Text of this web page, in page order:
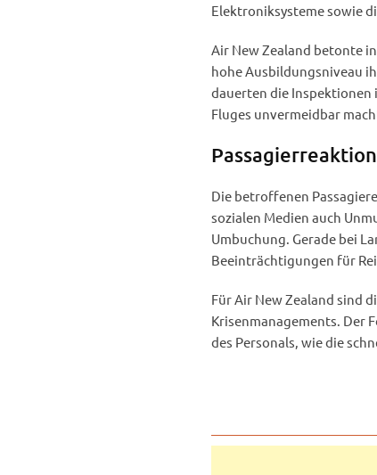
Elektroniksysteme sowie
Air New Zealand betonte
hohe Ausbildungsniveau
dauerten die Inspektionen
Fluges unvermeidbar
Die betroffenen
sozialen Medien auch
Umbuchung. Gerade bei
Beeinträchtigungen für
Für Air New Zealand sind
Krisenmanagements. Der
des Personals, wie die